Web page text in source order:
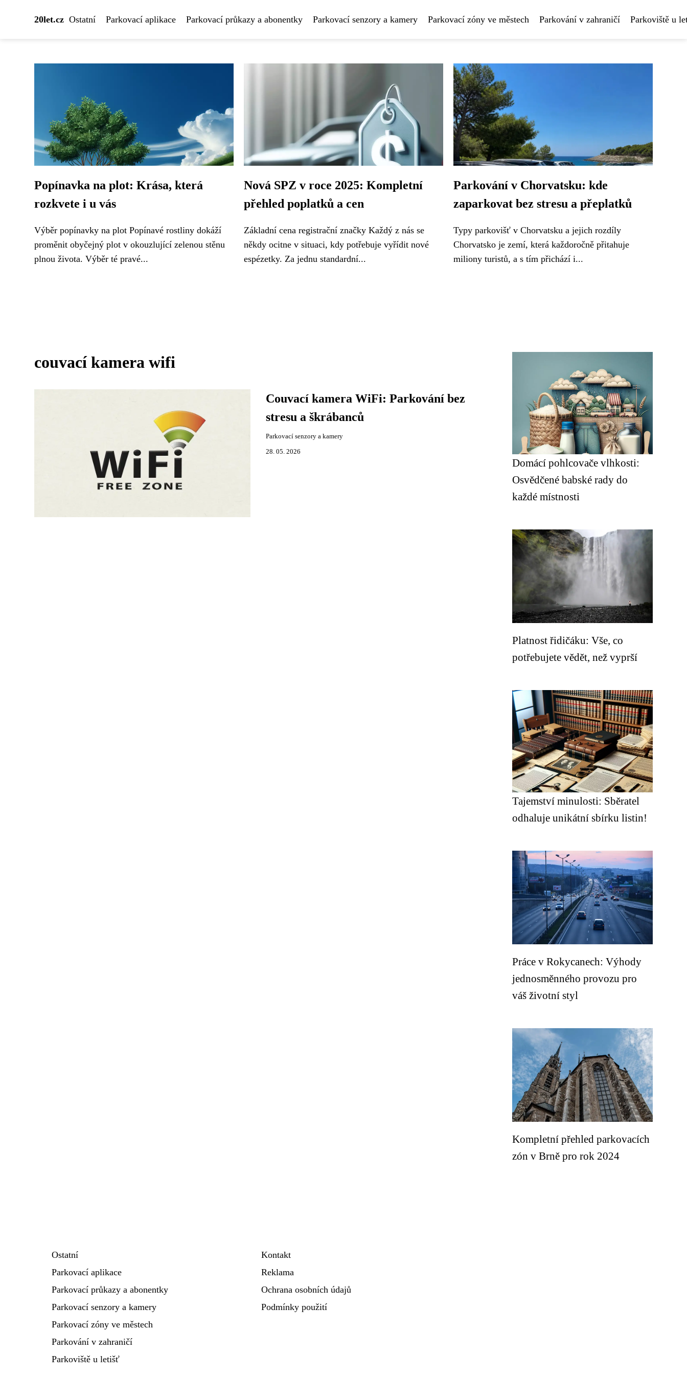
20let.cz Ostatní Parkovací aplikace Parkovací průkazy a abonentky Parkovací senzory a kamery Parkovací zóny ve městech Parkování v zahraničí Parkoviště u
Popínavka na plot: Krása, která
rozkvete i u vás
Výběr popínavky na plot Popínavé rostliny dokáží
proměnit obyčejný plot v okouzlující zelenou stěnu
plnou života. Výběr té pravé...
Nová SPZ v roce 2025: Kompletní
přehled poplatků a cen
Základní cena registrační značky Každý z nás se
někdy ocitne v situaci, kdy potřebuje vyřídit nové
espézetky. Za jednu standardní...
Parkování v Chorvatsku: kde
zaparkovat bez stresu a přeplatků
Typy parkovišť v Chorvatsku a jejich rozdíly
Chorvatsko je zemí, která každoročně přitahuje
miliony turistů, a s tím přichází i...
couvací kamera wifi
Couvací kamera WiFi: Parkování bez
stresu a škrábanců
Parkovací senzory a kamery
28. 05. 2026
Domácí pohlcovače vlhkosti:
Osvědčené babské rady do
každé místnosti
Platnost řidičáku: Vše, co
potřebujete vědět, než vyprší
Tajemství minulosti: Sběratel
odhaluje unikátní sbírku listin!
Práce v Rokycanech: Výhody
jednosměnného provozu pro
váš životní styl
Kompletní přehled parkovacích
zón v Brně pro rok 2024
Ostatní
Parkovací aplikace
Parkovací průkazy a abonentky
Parkovací senzory a kamery
Parkovací zóny ve městech
Parkování v zahraničí
Parkoviště u letišť
Kontakt
Reklama
Ochrana osobních údajů
Podmínky použití